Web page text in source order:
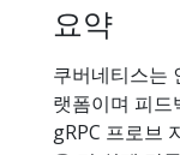
요약
쿠버네티스는
랫폼이며 피드
gRPC 프로브